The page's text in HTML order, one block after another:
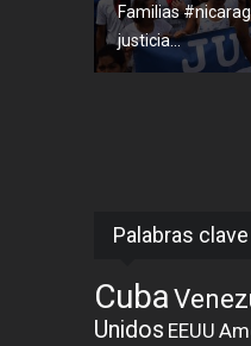
Familias
justicia...
Palabras clave
Cuba
Unidos EEUU